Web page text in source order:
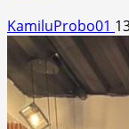
KamiluProbo01